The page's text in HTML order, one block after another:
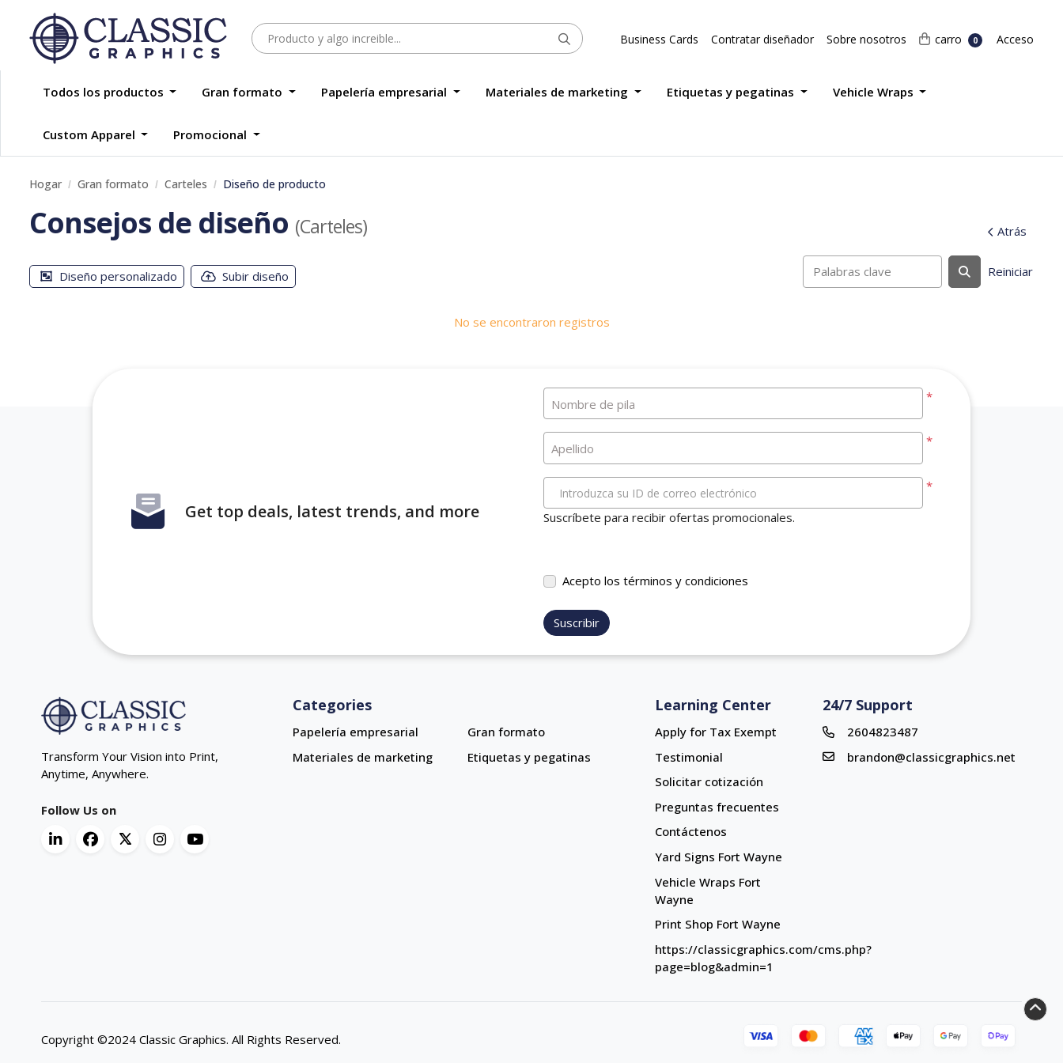
Business Cards Contratar diseñador Sobre nosotros carro
carro 0 Acceso
Acceso
Todos los productos Gran formato Papelería empresarial Materiales de marketing Etiquetas y pegatinas Vehicle Wraps
Custom Apparel Promocional
Hogar Gran formato Carteles Diseño de producto
Consejos de diseño (Carteles) Atrás
Diseño personalizado Subir diseño Reiniciar
No se encontraron registros
Get top deals, latest trends, and more
*
Nombre de pila
*
Apellido
*
Introduzca su ID de correo electrónico
Suscríbete para recibir ofertas promocionales.
Acepto los términos y condiciones
Suscribir
Transform Your Vision into Print,
Anytime, Anywhere.
Follow Us on
Categories
Papelería empresarial
Materiales de marketing
Gran formato
Etiquetas y pegatinas
Learning Center
Apply for Tax Exempt
Testimonial
Solicitar cotización
Preguntas frecuentes
Contáctenos
Yard Signs Fort Wayne
Yard Signs Fort Wayne
Vehicle Wraps Fort Wayne
Vehicle Wraps Fort
Wayne
Print Shop Fort Wayne
Print Shop Fort Wayne
https://classicgraphics.com/cms.php?
page=blog&admin=1
24/7 Support
2604823487
brandon@classicgraphics.net
Copyright ©2024 Classic Graphics. All Rights Reserved.